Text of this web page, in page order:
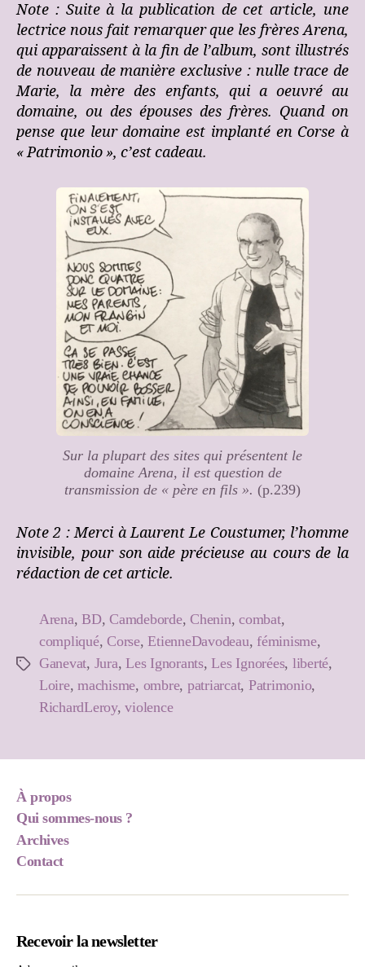
Note : Suite à la publication de cet article, une
lectrice nous fait remarquer que les frères Arena,
qui apparaissent à la fin de l’album, sont illustrés
de nouveau de manière exclusive : nulle trace de
Marie, la mère des enfants, qui a oeuvré au
domaine, ou des épouses des frères. Quand on
pense que leur domaine est implanté en Corse à
« Patrimonio », c’est cadeau.
Sur la plupart des sites qui présentent le
domaine Arena, il est question de
transmission de « père en fils ». (p.239)
Note 2 : Merci à Laurent Le Coustumer, l’homme
invisible, pour son aide précieuse au cours de la
rédaction de cet article.
Étiquettes
Arena,BD,Camdeborde,Chenin,combat,
compliqué,Corse,EtienneDavodeau, féminisme,
Ganevat, Jura,Les Ignorants,Les Ignorées, liberté,
Loire,machisme, ombre, patriarcat, Patrimonio,
RichardLeroy,violence
À propos
Qui sommes-nous ?
Archives
Contact
Recevoir la newsletter